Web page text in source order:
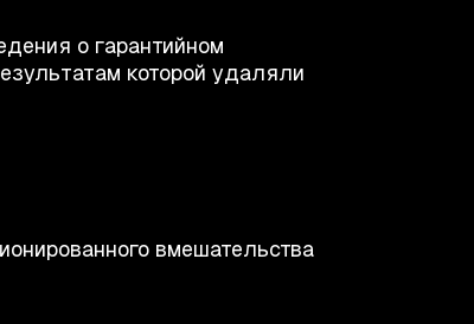
о гарантийном
которой удаляли
вмешательства